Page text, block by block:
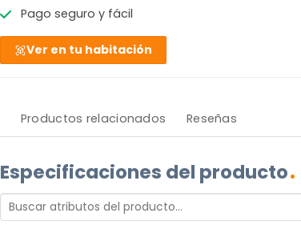
Pago seguro y fácil
Ver en tu habitación
Productos relacionados Reseñas
Especificaciones del producto